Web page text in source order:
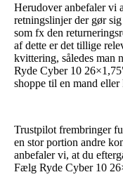
Herudover anbefaler vi
retningslinjer der gør
som fx den
af dette er det tillige
kvittering, således man
Ryde Cyber 10
shoppe til en mand eller
Trustpilot frembringer
en stor portion andre
anbefaler vi, at du
Fælg Ryde Cyber 10